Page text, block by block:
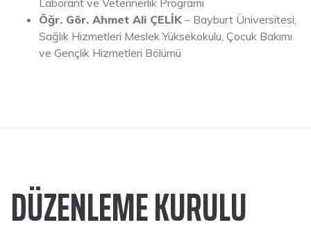
Laborant ve Veterinerlik Programı
Öğr. Gör. Ahmet Ali ÇELİK – Bayburt Üniversitesi,
Sağlık Hizmetleri Meslek Yüksekokulu, Çocuk Bakımı
ve Gençlik Hizmetleri Bölümü
DÜZENLEME KURULU